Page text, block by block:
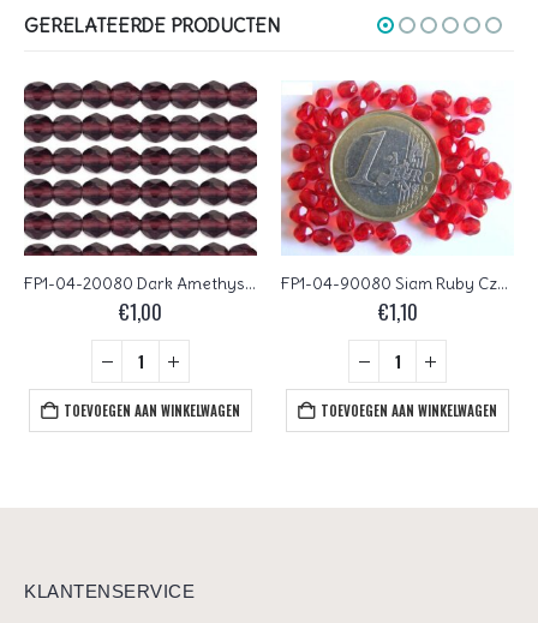
GERELATEERDE PRODUCTEN
FP1-04-90080 Siam Ruby Czech Glass Facet Firepolish 4mm 50 stuks
€1,10
TOEVOEGEN AAN WINKELWAGEN
0020259 Zilverkleurig Czech Glass Facet Firepolish 4mm 50 stuks
€1,00
TOEVOEGEN AAN WINKELWAGEN
KLANTENSERVICE